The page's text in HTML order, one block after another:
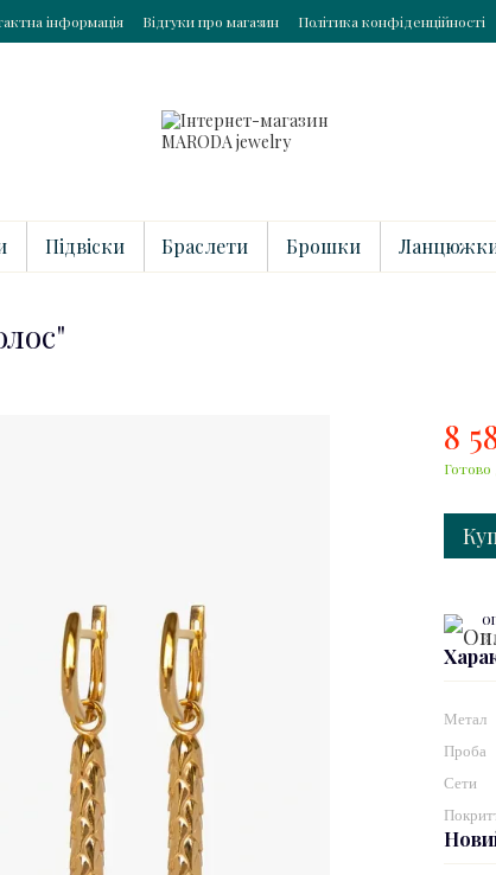
інформація Відгуки про магазин Політика конфіденційності
Підвіски Браслети Брошки
8
Готово
3
Метал
Проба
Сети